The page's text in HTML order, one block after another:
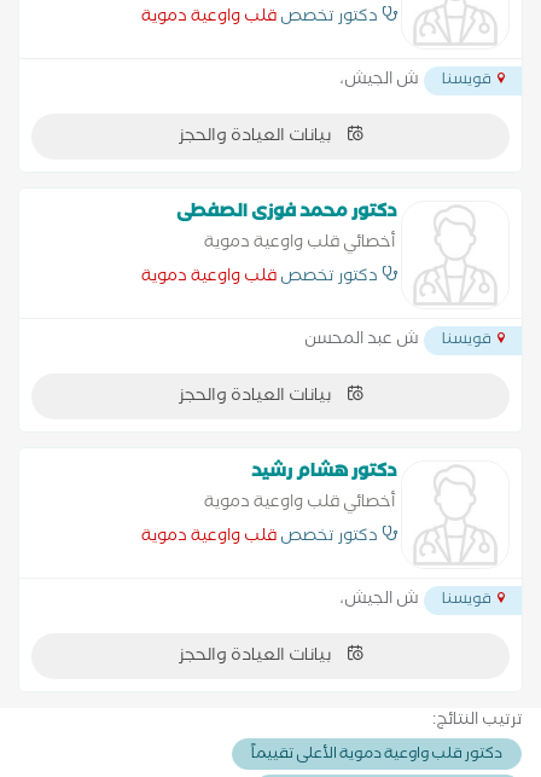
دكتور تخصصقلب واوعية دموية
قويسنا ش الجيش،
بيانات العيادة والحجز
دكتور محمد فوزى الصفطى
أخصائي قلب واوعية دموية
دكتور تخصصقلب واوعية دموية
قويسنا ش عبد المحسن
بيانات العيادة والحجز
دكتور هشام رشيد
أخصائي قلب واوعية دموية
دكتور تخصصقلب واوعية دموية
قويسنا ش الجيش،
بيانات العيادة والحجز
ترتيب النتائج:
دكتور قلب واوعية دموية الأعلى تقييماً